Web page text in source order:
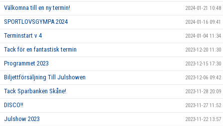
Välkomna till en ny termin! 2024-01-21 10:48
SPORTLOVSGYMPA 2024 2024-01-16 09:41
Terminstart v 4 2024-01-04 11:34
Tack för en fantastisk termin 2023-12-20 11:30
Programmet 2023 2023-12-15 17:30
Biljettförsäljning Till Julshowen 2023-12-06 09:42
Tack Sparbanken Skåne! 2023-11-28 20:09
DISCO!! 2023-11-27 11:52
Julshow 2023 2023-11-22 13:57